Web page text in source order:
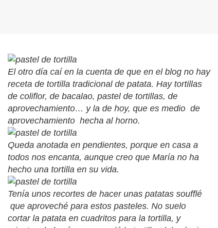
El otro día caí en la cuenta de que en el blog no hay
receta de tortilla tradicional de patata. Hay tortillas
de coliflor, de bacalao, pastel de tortillas, de
aprovechamiento… y la de hoy, que es medio de
aprovechamiento hecha al horno.
Queda anotada en pendientes, porque en casa a
todos nos encanta, aunque creo que María no ha
hecho una tortilla en su vida.
Tenía unos recortes de hacer unas patatas soufflé
que aproveché para estos pasteles. No suelo
cortar la patata en cuadritos para la tortilla, y